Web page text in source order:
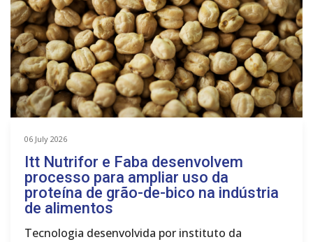
06 July 2026
Itt Nutrifor e Faba desenvolvem
processo para ampliar uso da
proteína de grão-de-bico na indústria
de alimentos
Tecnologia desenvolvida por instituto da